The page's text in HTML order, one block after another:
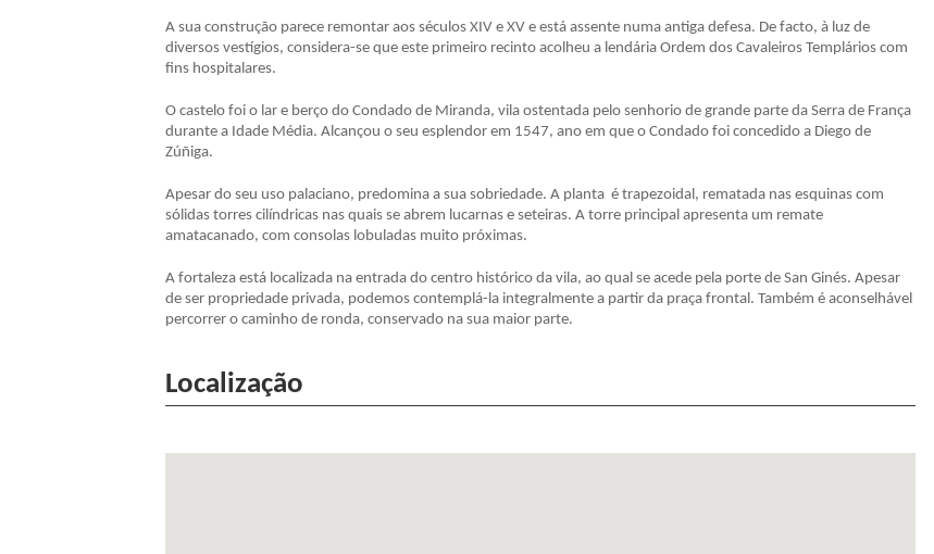
A sua construção parece remontar aos séculos XIV e XV e está assente numa antiga defesa. De facto, à luz de
diversos vestígios, considera-se que este primeiro recinto acolheu a lendária Ordem dos Cavaleiros Templários com
fins hospitalares.
O castelo foi o lar e berço do Condado de Miranda, vila ostentada pelo senhorio de grande parte da Serra de França
durante a Idade Média. Alcançou o seu esplendor em 1547, ano em que o Condado foi concedido a Diego de
Zúñiga.
Apesar do seu uso palaciano, predomina a sua sobriedade. A planta é trapezoidal, rematada nas esquinas com
sólidas torres cilíndricas nas quais se abrem lucarnas e seteiras. A torre principal apresenta um remate
amatacanado, com consolas lobuladas muito próximas.
A fortaleza está localizada na entrada do centro histórico da vila, ao qual se acede pela porte de San Ginés. Apesar
de ser propriedade privada, podemos contemplá-la integralmente a partir da praça frontal. Também é aconselhável
percorrer o caminho de ronda, conservado na sua maior parte.
Localização